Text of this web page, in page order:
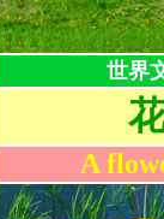
世界
A